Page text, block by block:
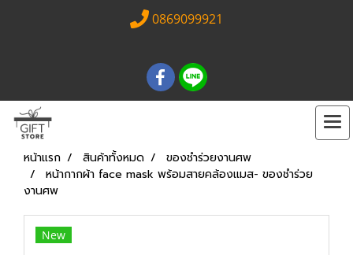
0869099921
หน้าแรก สินค้าทั้งหมด
ของชำร่วยงานศพ
หน้ากากผ้า face mask พร้อมสายคล้องแมส- ของชำร่วย
งานศพ
New